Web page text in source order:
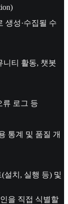
생성·수집될 수
니티 활동, 챗봇
류 로그 등
통계 및 품질 개
설치, 실행 등) 및
을 직접 식별할